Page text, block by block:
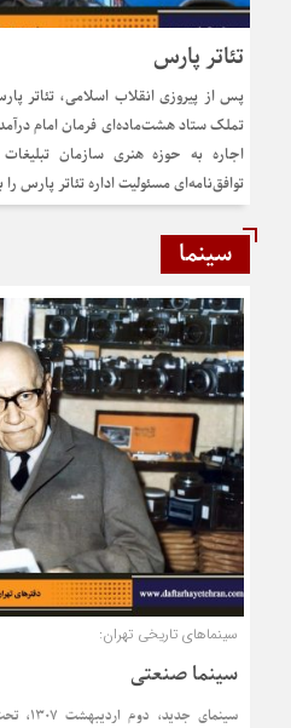
تئاتر پارس
پس از پیروزی انقلاب اسلامی، تئاتر
تملک ستاد هشت‌ماده‌ای فرمان امام
اجاره به حوزه هنری سازمان
توافق‌نامه‌ای مسئولیت اداره تئاتر پارس
سینما
سینماهای تاریخی تهران:
سینما صنعتی
سینمای